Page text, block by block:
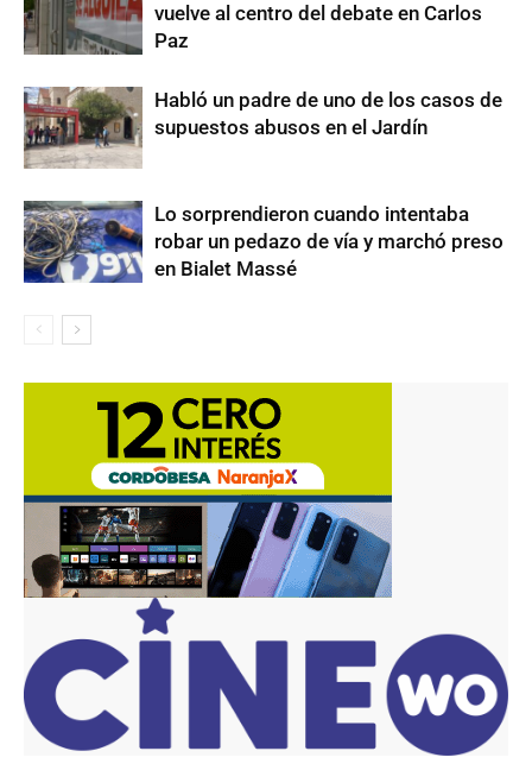
vuelve al centro del debate en Carlos
Paz
Habló un padre de uno de los casos de
supuestos abusos en el Jardín
Lo sorprendieron cuando intentaba
robar un pedazo de vía y marchó preso
en Bialet Massé